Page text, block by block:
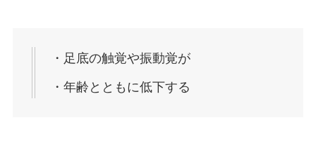
・足底の触覚や振動覚が
・年齢とともに低下する